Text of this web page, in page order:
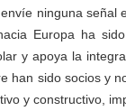
ninguna
Europa ha
y apoya la
han sido socios y
y constructivo,